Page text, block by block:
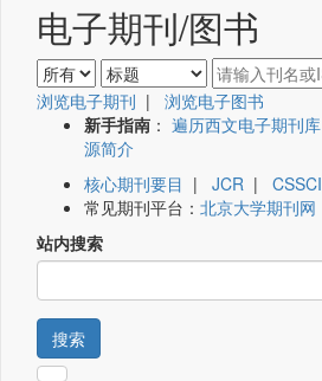
电子期刊/图书
浏览电子期刊 | 浏览电子图书
新手指南 ： 遍历西文电子期刊库
源简介
核心期刊要目 | JCR | CSSCI
常见期刊平台： 北京大学期刊网
站内搜索
搜索